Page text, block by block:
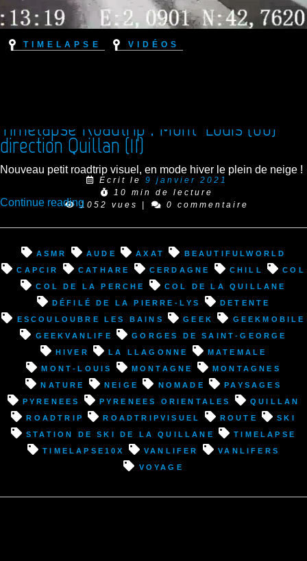
Timelapse Vidéos
Timelapse Roadtrip : Mont-Louis (66)
direction Quillan (11)
Ecrit le 9 janvier 2021
10 min de lecture
1052 vues
| 0 commentaire
Nouveau petit roadtrip visuel, en mode hiver le plein de neige !
Continue reading “Timelapse
Mont-
Louis
(66)
direction
Quillan
(11)”
asmr Aude Axat
beautifulworld
Capcir
cathare Cerdagne chill
col
Col de la Perche
Col de la Quillane
défilé de la Pierre-Lys
detente
Escouloubre les Bains
geek
geekmobile
geekvanlife
Gorges de Saint-George
hiver
La Llagonne
Matemale
Mont-Louis
montagne
montagnes
nature
neige nomade
paysages
pyrenees
pyrenees orientales
Quillan
roadtrip
roadtripvisuel route
ski
Station de ski de la Quillane
timelapse
timelapse10x
vanlifer
vanlifers
voyage